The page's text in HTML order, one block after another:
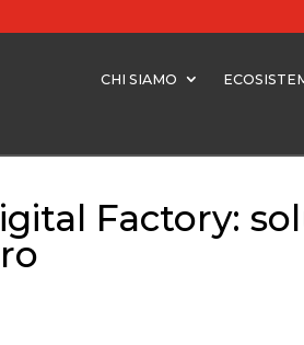
CHI SIAMO
Factory: